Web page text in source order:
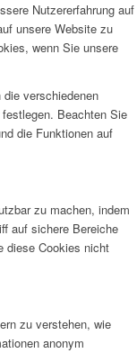
Nutzererfahrung auf
unsere Website zu
wenn Sie unsere
verschiedenen
Beachten Sie
die Funktionen auf
zu machen, indem
auf sichere Bereiche
diese Cookies nicht
zu verstehen, wie
anonym